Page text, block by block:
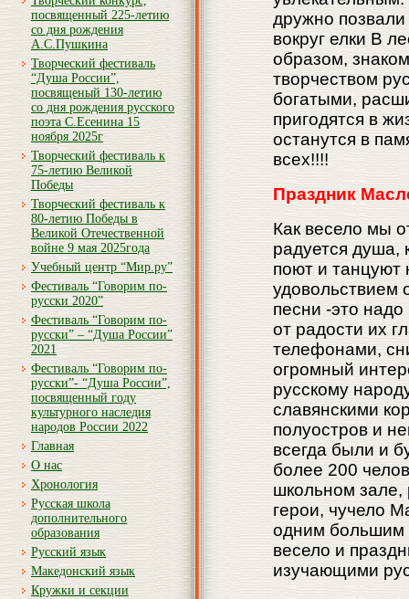
посвященный 225-летию
со дня рождения
А.С.Пушкина
Творческий фестиваль
“Душа России”,
посвященый 130-летию
со дня рождения русского
поэта С.Есенина 15
ноября 2025г
Творческий фестиваль к
75-летию Великой
Победы
Творческий фестиваль к
80-летию Победы в
Великой Отечественной
войне 9 мая 2025года
Учебный центр “Мир.ру”
Фестиваль “Говорим по-
русски 2020”
Фестиваль “Говорим по-
русски” – “Душа России”
2021
Фестиваль “Говорим по-
русски”- “Душа России”,
посвященный году
культурного наследия
народов России 2022
Главная
О нас
Хронология
Русская школа
дополнительного
образования
Русский язык
Македонский язык
Кружки и секции
дружно
вокруг елки В
образом,
творчеством
богатыми,
пригодятся в
останутся в
всех!!!!
Праздник
Как весело мы
радуется душа,
поют и танцуют
удовольствием
песни -это надо
от радости их
телефонами,
огромный
русскому
славянскими
полуостров и
всегда были и
более 200
школьном зале,
герои, чучело
одним большим
весело и
изучающими